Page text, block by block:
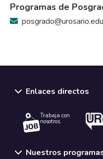
Programas de
Enlaces directos
Trabaja con
nosotros.
Nuestros